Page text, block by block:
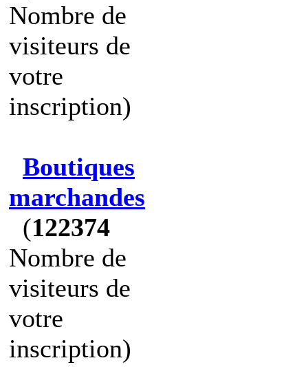
Nombre de
visiteurs de
votre
inscription)
Boutiques
marchandes
(122374
Nombre de
visiteurs de
votre
inscription)